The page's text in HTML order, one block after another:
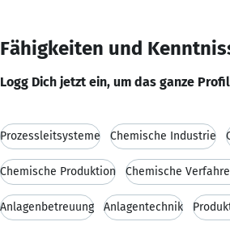
Fähigkeiten und
Logg Dich jetzt ein, um das ganze
Prozessleitsysteme Chemische Industrie
Chemische Produktion Chemische
Anlagenbetreuung Anlagentechnik